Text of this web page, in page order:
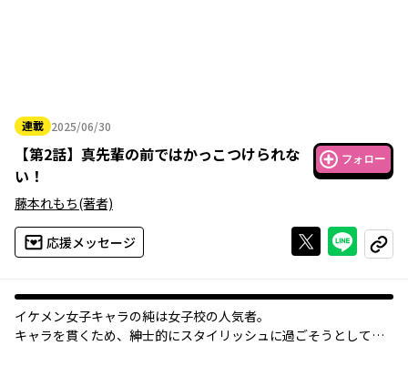
連載 2025/06/30
2025年06月30日
【第2話】 真先輩の前ではかっこつけられな
い！
フォロー
藤本れもち(著者)
応援メッセージ Xで投稿する
ライン
コピー
イケメン女子キャラの純は女子校の人気者。
キャラを貫くため、紳士的にスタイリッシュに過ごそうとしてい